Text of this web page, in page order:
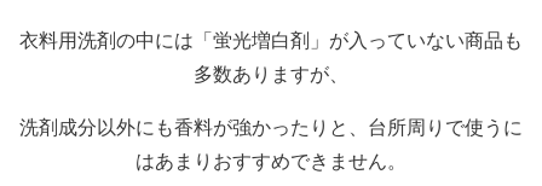
衣料用洗剤の中には「蛍光増白剤」が入っていない商品も
多数ありますが、
洗剤成分以外にも香料が強かったりと、台所周りで使うに
はあまりおすすめできません。